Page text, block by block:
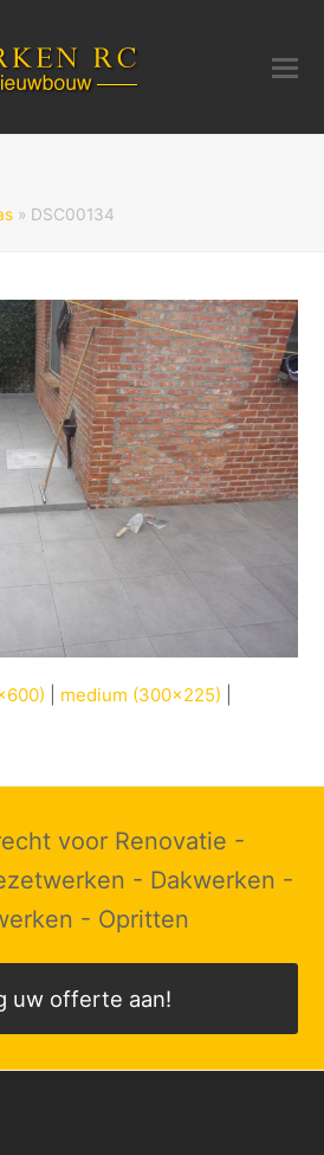
» DSC00134
medium (300x225)
voor Renovatie -
- Dakwerken -
- Opritten
uw offerte aan!